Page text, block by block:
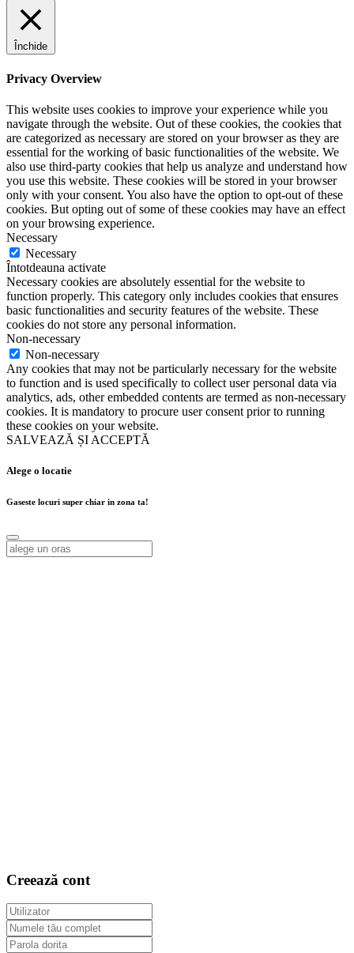
Închide
Privacy Overview
This website uses cookies to improve your experience while you
navigate through the website. Out of these cookies, the cookies that
are categorized as necessary are stored on your browser as they are
essential for the working of basic functionalities of the website. We
also use third-party cookies that help us analyze and understand how
you use this website. These cookies will be stored in your browser
only with your consent. You also have the option to opt-out of these
cookies. But opting out of some of these cookies may have an effect
on your browsing experience.
Necessary
Necessary
Întotdeauna activate
Necessary cookies are absolutely essential for the website to
function properly. This category only includes cookies that ensures
basic functionalities and security features of the website. These
cookies do not store any personal information.
Non-necessary
Non-necessary
Any cookies that may not be particularly necessary for the website
to function and is used specifically to collect user personal data via
analytics, ads, other embedded contents are termed as non-necessary
cookies. It is mandatory to procure user consent prior to running
these cookies on your website.
SALVEAZĂ ȘI ACCEPTĂ
Alege o locatie
Gaseste locuri super chiar in zona ta!
Alege o locatie
Creează cont